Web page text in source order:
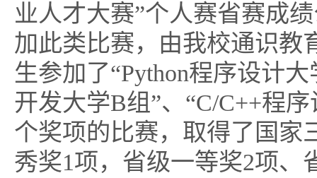
业人才大赛”个人赛省赛成
加此类比赛，由我校通识教
生参加了“Python程序设计大
开发大学B组”、“C/C++程
个奖项的比赛，取得了国家
秀奖1项，省级一等奖2项、